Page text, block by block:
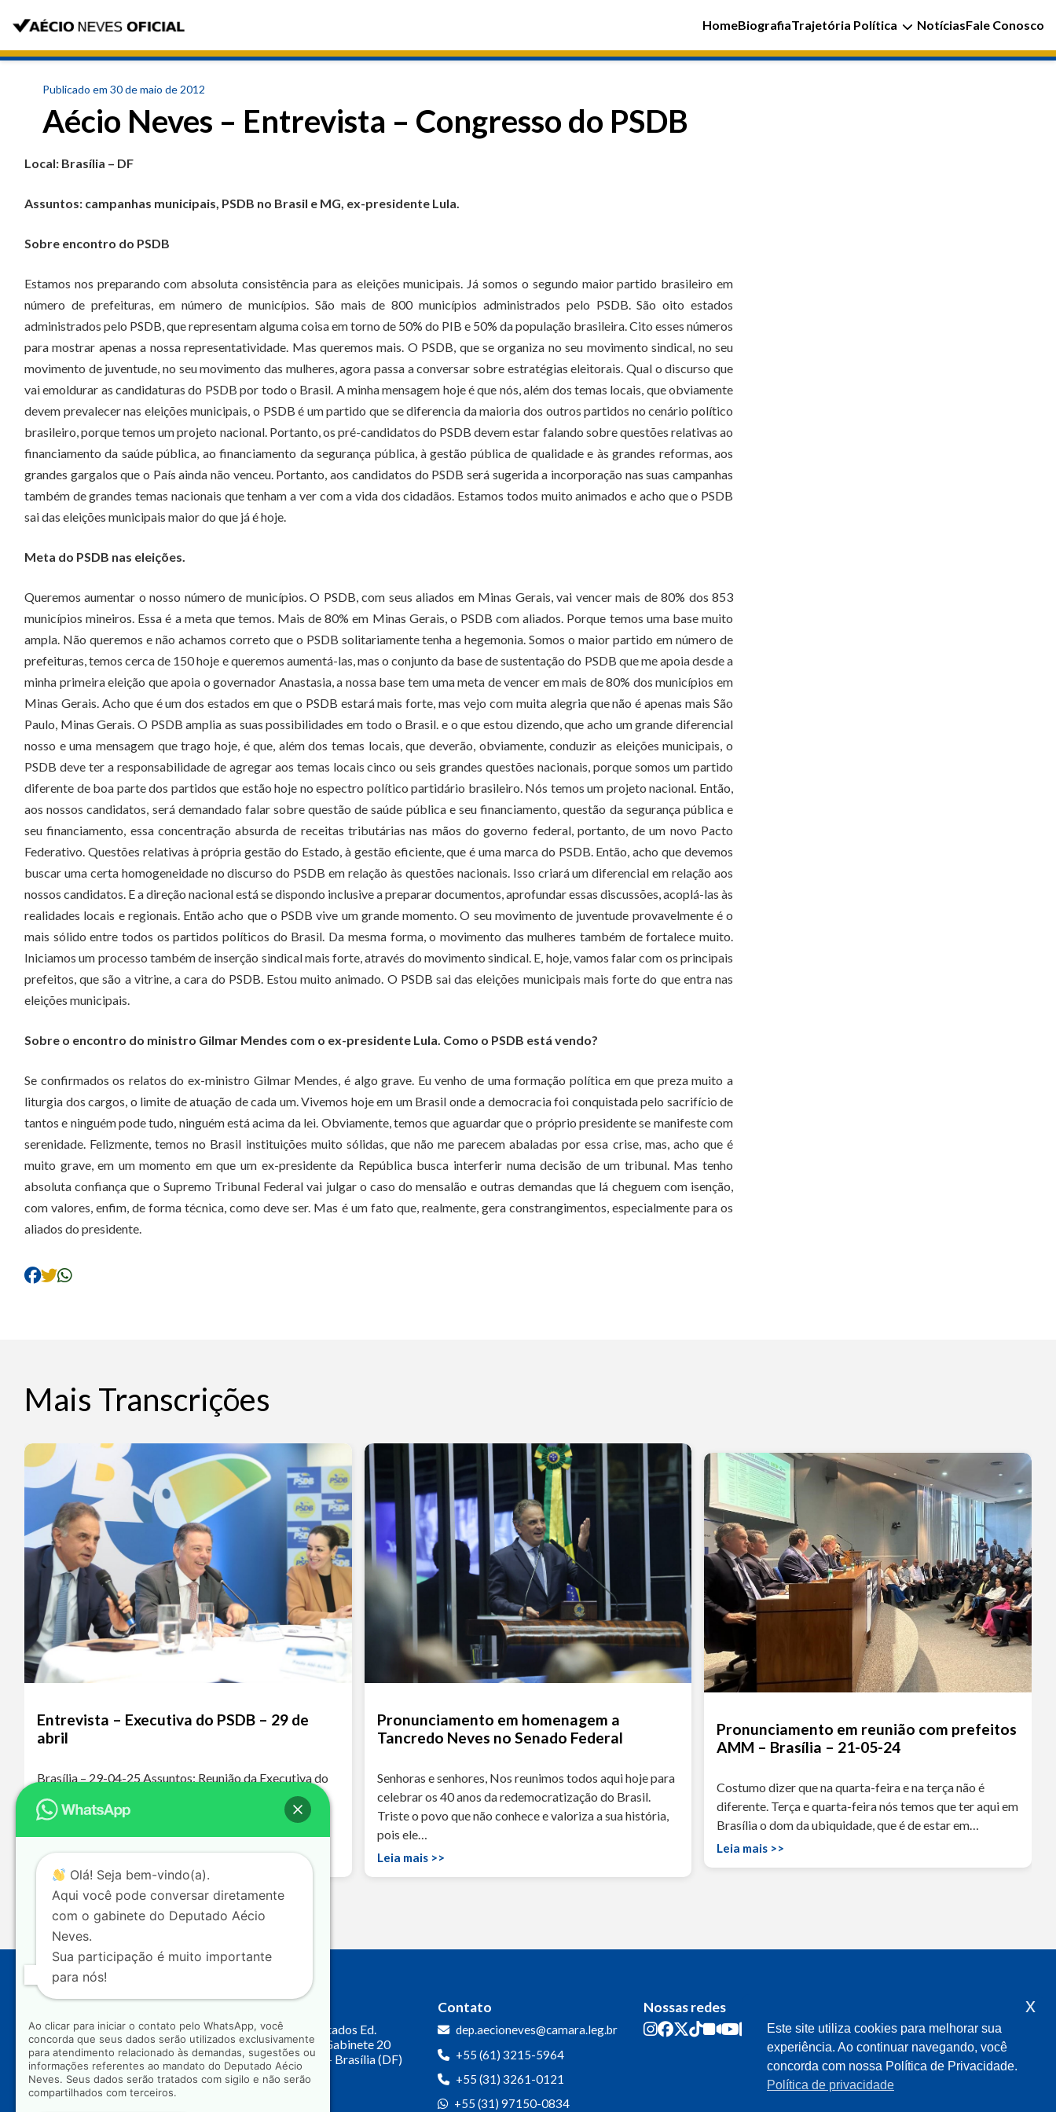
HomeBiografiaTrajetória Política NotíciasFale Conosco
Publicado em 30 de maio de 2012
Aécio Neves – Entrevista – Congresso do PSDB
Local: Brasília – DF
Assuntos: campanhas municipais, PSDB no Brasil e MG, ex-presidente Lula.
Sobre encontro do PSDB
Estamos nos preparando com absoluta consistência para as eleições municipais. Já somos o segundo maior partido brasileiro em
número de prefeituras, em número de municípios. São mais de 800 municípios administrados pelo PSDB. São oito estados
administrados pelo PSDB, que representam alguma coisa em torno de 50% do PIB e 50% da população brasileira. Cito esses números
para mostrar apenas a nossa representatividade. Mas queremos mais. O PSDB, que se organiza no seu movimento sindical, no seu
movimento de juventude, no seu movimento das mulheres, agora passa a conversar sobre estratégias eleitorais. Qual o discurso que
vai emoldurar as candidaturas do PSDB por todo o Brasil. A minha mensagem hoje é que nós, além dos temas locais, que obviamente
devem prevalecer nas eleições municipais, o PSDB é um partido que se diferencia da maioria dos outros partidos no cenário político
brasileiro, porque temos um projeto nacional. Portanto, os pré-candidatos do PSDB devem estar falando sobre questões relativas ao
financiamento da saúde pública, ao financiamento da segurança pública, à gestão pública de qualidade e às grandes reformas, aos
grandes gargalos que o País ainda não venceu. Portanto, aos candidatos do PSDB será sugerida a incorporação nas suas campanhas
também de grandes temas nacionais que tenham a ver com a vida dos cidadãos. Estamos todos muito animados e acho que o PSDB
sai das eleições municipais maior do que já é hoje.
Meta do PSDB nas eleições.
Queremos aumentar o nosso número de municípios. O PSDB, com seus aliados em Minas Gerais, vai vencer mais de 80% dos 853
municípios mineiros. Essa é a meta que temos. Mais de 80% em Minas Gerais, o PSDB com aliados. Porque temos uma base muito
ampla. Não queremos e não achamos correto que o PSDB solitariamente tenha a hegemonia. Somos o maior partido em número de
prefeituras, temos cerca de 150 hoje e queremos aumentá-las, mas o conjunto da base de sustentação do PSDB que me apoia desde a
minha primeira eleição que apoia o governador Anastasia, a nossa base tem uma meta de vencer em mais de 80% dos municípios em
Minas Gerais. Acho que é um dos estados em que o PSDB estará mais forte, mas vejo com muita alegria que não é apenas mais São
Paulo, Minas Gerais. O PSDB amplia as suas possibilidades em todo o Brasil. e o que estou dizendo, que acho um grande diferencial
nosso e uma mensagem que trago hoje, é que, além dos temas locais, que deverão, obviamente, conduzir as eleições municipais, o
PSDB deve ter a responsabilidade de agregar aos temas locais cinco ou seis grandes questões nacionais, porque somos um partido
diferente de boa parte dos partidos que estão hoje no espectro político partidário brasileiro. Nós temos um projeto nacional. Então,
aos nossos candidatos, será demandado falar sobre questão de saúde pública e seu financiamento, questão da segurança pública e
seu financiamento, essa concentração absurda de receitas tributárias nas mãos do governo federal, portanto, de um novo Pacto
Federativo. Questões relativas à própria gestão do Estado, à gestão eficiente, que é uma marca do PSDB. Então, acho que devemos
buscar uma certa homogeneidade no discurso do PSDB em relação às questões nacionais. Isso criará um diferencial em relação aos
nossos candidatos. E a direção nacional está se dispondo inclusive a preparar documentos, aprofundar essas discussões, acoplá-las às
realidades locais e regionais. Então acho que o PSDB vive um grande momento. O seu movimento de juventude provavelmente é o
mais sólido entre todos os partidos políticos do Brasil. Da mesma forma, o movimento das mulheres também de fortalece muito.
Iniciamos um processo também de inserção sindical mais forte, através do movimento sindical. E, hoje, vamos falar com os principais
prefeitos, que são a vitrine, a cara do PSDB. Estou muito animado. O PSDB sai das eleições municipais mais forte do que entra nas
eleições municipais.
Sobre o encontro do ministro Gilmar Mendes com o ex-presidente Lula. Como o PSDB está vendo?
Se confirmados os relatos do ex-ministro Gilmar Mendes, é algo grave. Eu venho de uma formação política em que preza muito a
liturgia dos cargos, o limite de atuação de cada um. Vivemos hoje em um Brasil onde a democracia foi conquistada pelo sacrifício de
tantos e ninguém pode tudo, ninguém está acima da lei. Obviamente, temos que aguardar que o próprio presidente se manifeste com
serenidade. Felizmente, temos no Brasil instituições muito sólidas, que não me parecem abaladas por essa crise, mas, acho que é
muito grave, em um momento em que um ex-presidente da República busca interferir numa decisão de um tribunal. Mas tenho
absoluta confiança que o Supremo Tribunal Federal vai julgar o caso do mensalão e outras demandas que lá cheguem com isenção,
com valores, enfim, de forma técnica, como deve ser. Mas é um fato que, realmente, gera constrangimentos, especialmente para os
aliados do presidente.
Mais Transcrições
Entrevista – Executiva do PSDB – 29 de
abril
Brasília – 29-04-25 Assuntos: Reunião da Executiva do
PSDB – Fusão PSDB/Podemos Ouça o áudio da
entrevista A ausência do PSDB nos grandes debates
nacionais levou a essa polarização extremamente…
Leia mais >>
Pronunciamento em homenagem a
Tancredo Neves no Senado Federal
Senhoras e senhores, Nos reunimos todos aqui hoje para
celebrar os 40 anos da redemocratização do Brasil.
Triste o povo que não conhece e valoriza a sua história,
pois ele…
Leia mais >>
Pronunciamento em reunião com prefeitos
AMM – Brasília – 21-05-24
Costumo dizer que na quarta-feira e na terça não é
diferente. Terça e quarta-feira nós temos que ter aqui em
Brasília o dom da ubiquidade, que é de estar em…
Leia mais >>
Câmara dos Deputados Ed.
Principal, Ala C – Gabinete 20
CEP: 70.160-900 – Brasília (DF)
Contato
dep.aecioneves@camara.leg.br
+55 (61) 3215-5964
+55 (31) 3261-0121
+55 (31) 97150-0834
Nossas redes
Olá! Seja bem-vindo(a).
Aqui você pode conversar diretamente
com o gabinete do Deputado Aécio
Neves.
Sua participação é muito importante
para nós!
Ao clicar para iniciar o contato pelo WhatsApp, você
concorda que seus dados serão utilizados exclusivamente
para atendimento relacionado às demandas, sugestões ou
informações referentes ao mandato do Deputado Aécio
Neves. Seus dados serão tratados com sigilo e não serão
compartilhados com terceiros.
Este site utiliza cookies para melhorar sua
experiência. Ao continuar navegando, você
concorda com nossa Política de Privacidade.
Política de privacidade
x